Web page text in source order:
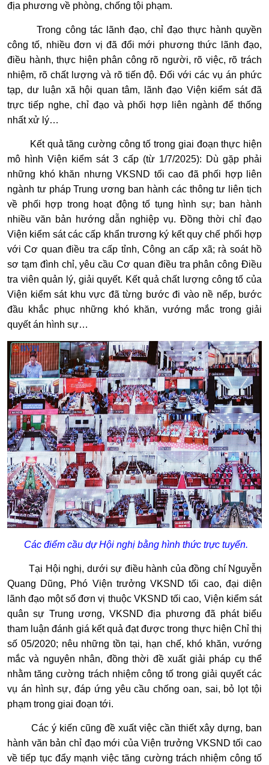
địa phương về phòng, chống tội phạm.
Trong công tác lãnh đạo, chỉ đạo thực hành quyền
công tố, nhiều đơn vị đã đổi mới phương thức lãnh đạo,
điều hành, thực hiện phân công rõ người, rõ việc, rõ trách
nhiệm, rõ chất lượng và rõ tiến độ. Đối với các vụ án phức
tạp, dư luận xã hội quan tâm, lãnh đạo Viện kiểm sát đã
trực tiếp nghe, chỉ đạo và phối hợp liên ngành để thống
nhất xử lý…
Kết quả tăng cường công tố trong giai đoạn thực hiện
mô hình Viện kiểm sát 3 cấp (từ 1/7/2025): Dù gặp phải
những khó khăn nhưng VKSND tối cao đã phối hợp liên
ngành tư pháp Trung ương ban hành các thông tư liên tịch
về phối hợp trong hoạt động tố tụng hình sự; ban hành
nhiều văn bản hướng dẫn nghiệp vụ. Đồng thời chỉ đạo
Viện kiểm sát các cấp khẩn trương ký kết quy chế phối hợp
với Cơ quan điều tra cấp tỉnh, Công an cấp xã; rà soát hồ
sơ tạm đình chỉ, yêu cầu Cơ quan điều tra phân công Điều
tra viên quản lý, giải quyết. Kết quả chất lượng công tố của
Viện kiểm sát khu vực đã từng bước đi vào nề nếp, bước
đầu khắc phục những khó khăn, vướng mắc trong giải
quyết án hình sự…
Các điểm cầu dự Hội nghị bằng hình thức trực tuyến.
Tại Hội nghị, dưới sự điều hành của đồng chí Nguyễn
Quang Dũng, Phó Viện trưởng VKSND tối cao, đại diện
lãnh đạo một số đơn vị thuộc VKSND tối cao, Viện kiểm sát
quân sự Trung ương, VKSND địa phương đã phát biểu
tham luận đánh giá kết quả đạt được trong thực hiện Chỉ thị
số 05/2020; nêu những tồn tại, hạn chế, khó khăn, vướng
mắc và nguyên nhân, đồng thời đề xuất giải pháp cụ thể
nhằm tăng cường trách nhiệm công tố trong giải quyết các
vụ án hình sự, đáp ứng yêu cầu chống oan, sai, bỏ lọt tội
phạm trong giai đoạn tới.
Các ý kiến cũng đề xuất việc cần thiết xây dựng, ban
hành văn bản chỉ đạo mới của Viện trưởng VKSND tối cao
về tiếp tục đẩy mạnh việc tăng cường trách nhiệm công tố